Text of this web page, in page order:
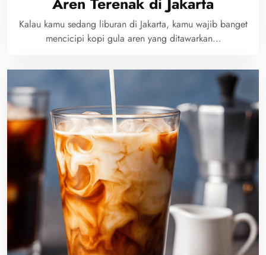
Kalau kamu sedang liburan di Jakarta, kamu wajib banget
mencicipi kopi gula aren yang ditawarkan…